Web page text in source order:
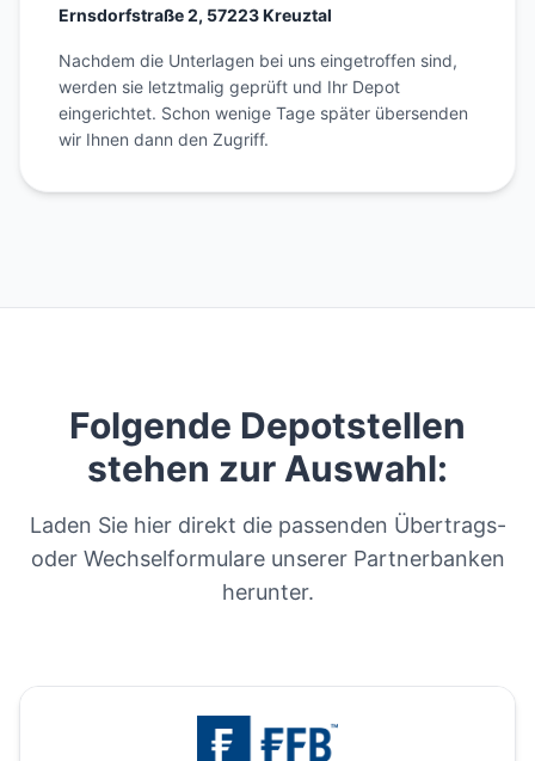
Ernsdorfstraße 2, 57223 Kreuztal
Nachdem die Unterlagen bei uns eingetroffen sind,
werden sie letztmalig geprüft und Ihr Depot
eingerichtet. Schon wenige Tage später übersenden
wir Ihnen dann den Zugriff.
Folgende Depotstellen
stehen zur Auswahl:
Laden Sie hier direkt die passenden Übertrags-
oder Wechselformulare unserer Partnerbanken
herunter.